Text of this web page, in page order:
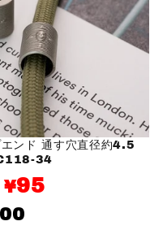
ンド 通す穴直径約4.5
34
¥95